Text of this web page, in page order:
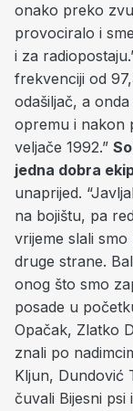
onako preko
provociralo i
i za
frekvenciji od
odašiljač, a
opremu i nakon
veljače 1992.”
jedna dobra
unaprijed.
na bojištu, pa
vrijeme slali
druge strane.
onog što smo
posade u
Opačak, Zlatko
znali po
Kljun, Dundović
čuvali Bijesni